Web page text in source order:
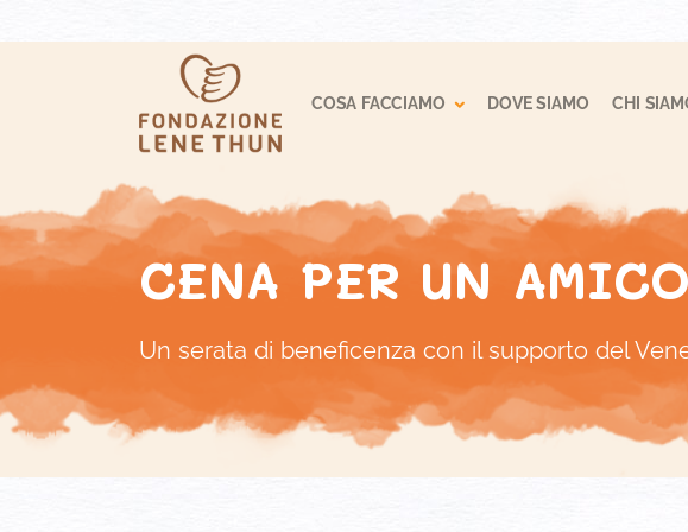
COSA FACCIAMO Toggle Dropdown
DOVE SIAMO CHI
CENA PER UN AMICO
Un serata di beneficenza con il supporto del